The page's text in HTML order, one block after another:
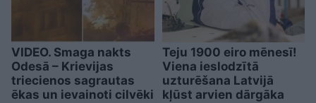
VIDEO. Smaga nakts
Odesā – Krievijas
triecienos sagrautas
ēkas un ievainoti cilvēki
Teju 1900 eiro mēnesī!
Viena ieslodzītā
uzturēšana Latvijā
kļūst arvien dārgāka